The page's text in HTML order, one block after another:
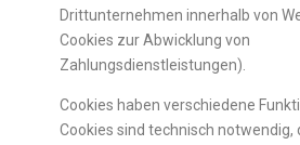
Drittunternehmen innerhalb von
Cookies zur Abwicklung von
Zahlungsdienstleistungen).
Cookies haben verschiedene
Cookies sind technisch